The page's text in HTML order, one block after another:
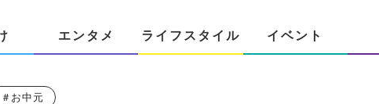
エンタメ ライフスタイル イベント
＃お中元